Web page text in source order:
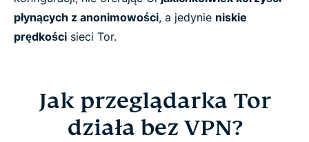
płynących z anonimowości, a jedynie niskie
prędkości sieci Tor.
Jak przeglądarka Tor
działa bez VPN?